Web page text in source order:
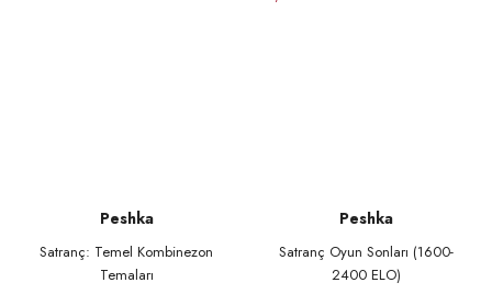
Peshka
Satranç: Temel Kombinezon
Temaları
Peshka
Satranç Oyun Sonları (1600-
2400 ELO)